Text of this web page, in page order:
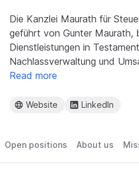
Die Kanzlei Maurath für
geführt von Gunter Maurath,
Dienstleistungen in
Nachlassverwaltung und
Read more
Website LinkedIn
Open positions About us